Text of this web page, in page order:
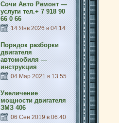
Сочи Авто Ремонт —
услуги тел.+ 7 918 90
66 0 66
14 Янв 2026 в 04:14
Порядок разборки
двигателя
автомобиля —
инструкция
04 Мар 2021 в 13:55
Увеличение
мощности двигателя
ЗМЗ 406
06 Сен 2019 в 06:40